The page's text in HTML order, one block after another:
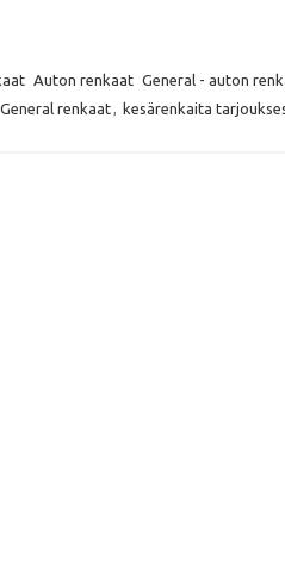
Auton renkaat General - auton
General renkaat, kesärenkaita